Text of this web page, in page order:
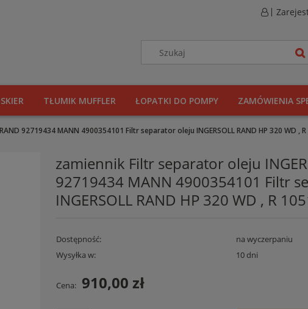
TŁUMIK MUFFLER ŁOPATKI DO POMPY ZAMÓWIENIA
92719434 MANN 4900354101 Filtr separator oleju INGERSOLL RAND HP 320 WD , R
zamiennik Filtr separator oleju
92719434 MANN 4900354101 Filtr
INGERSOLL RAND HP 320 WD , R
Dostępność:
na wyczerpaniu
Wysyłka w:
10 dni
Cena: 910,00 zł